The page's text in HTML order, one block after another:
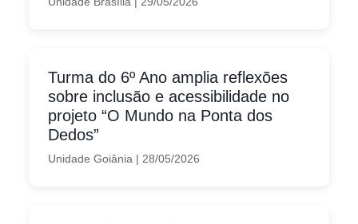
Turma do 6º Ano amplia reflexões
sobre inclusão e acessibilidade no
projeto “O Mundo na Ponta dos
Dedos”
Unidade Goiânia | 28/05/2026